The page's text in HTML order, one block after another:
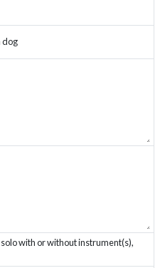
dog
with or without instrument(s),